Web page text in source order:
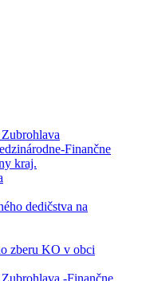
Finančne
kraj.
dedičstva na
zberu KO v obci
-Finančne